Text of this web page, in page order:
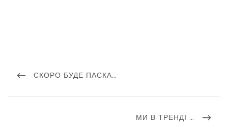
записівPREVIOUS
СКОРО БУДЕ ПАСКА…
NEXT
МИ В ТРЕНДІ …